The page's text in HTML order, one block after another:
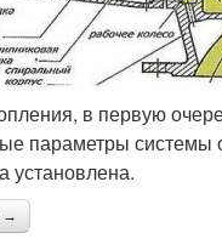
в первую
параметры системы
установлена.
→